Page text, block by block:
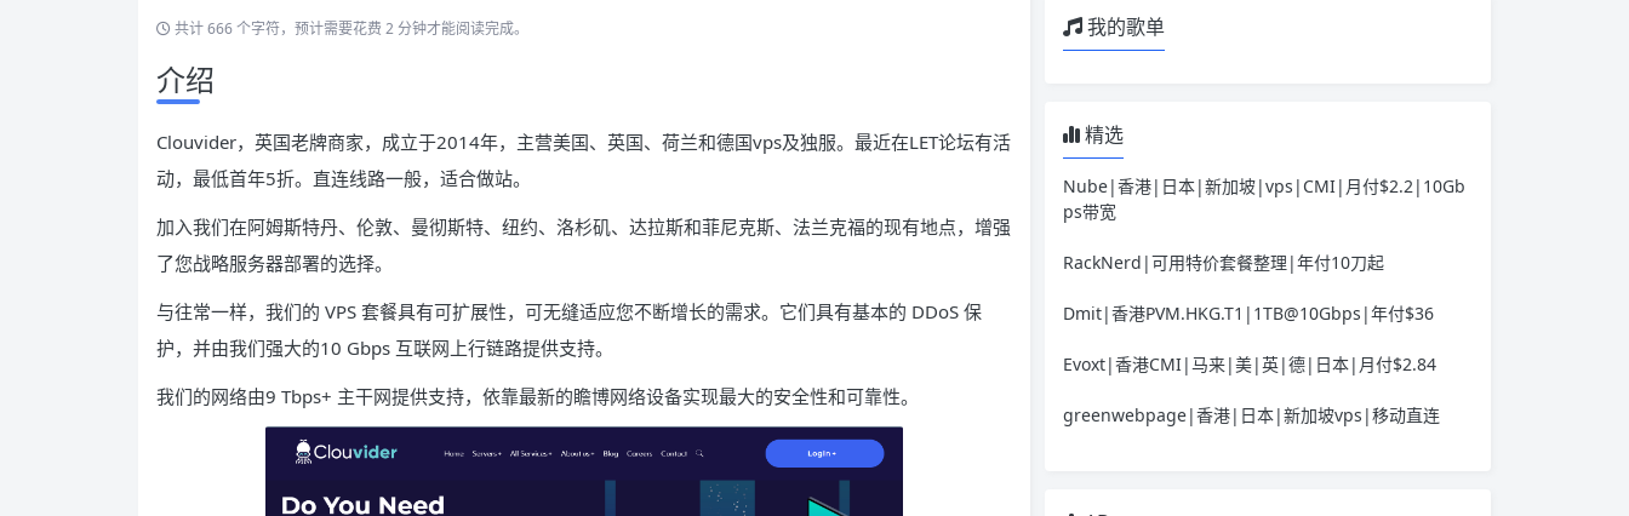
共计 666 个字符，预计需要花费 2 分钟才能阅读完成。
介绍
Clouvider，英国老牌商家，成立于2014年，主营美国、英国、荷兰和德国vps及独服。最近在LET论坛有活
动，最低首年5折。直连线路一般，适合做站。
加入我们在阿姆斯特丹、伦敦、曼彻斯特、纽约、洛杉矶、达拉斯和菲尼克斯、法兰克福的现有地点，增强
了您战略服务器部署的选择。
与往常一样，我们的 VPS 套餐具有可扩展性，可无缝适应您不断增长的需求。它们具有基本的 DDoS 保
护，并由我们强大的10 Gbps 互联网上行链路提供支持。
我们的网络由9 Tbps+ 主干网提供支持，依靠最新的瞻博网络设备实现最大的安全性和可靠性。
我的歌单
精选
Nube|香港|日本|新加坡|vps|CMI|月付$2.2|10Gb
ps带宽
RackNerd|可用特价套餐整理|年付10刀起
Dmit|香港PVM.HKG.T1|1TB@10Gbps|年付$36
Evoxt|香港CMI|马来|美|英|德|日本|月付$2.84
greenwebpage|香港|日本|新加坡vps|移动直连